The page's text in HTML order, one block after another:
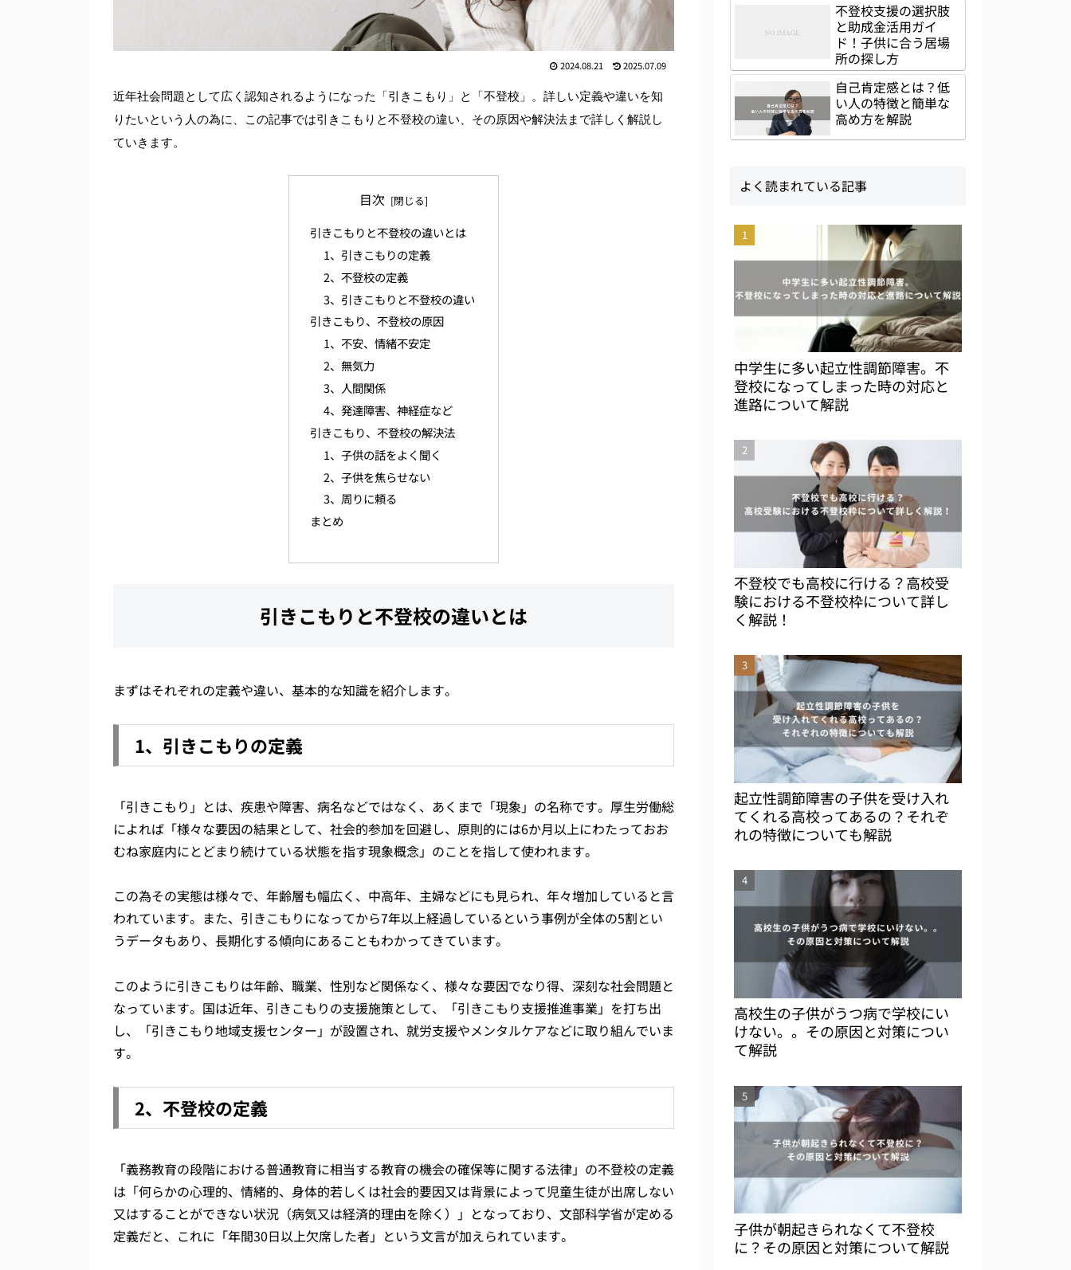
2024.08.21 2025.07.09
近年社会問題として広く認知されるようになった「引きこもり」と「不登校」。詳しい定義や違いを知
りたいという人の為に、この記事では引きこもりと不登校の違い、その原因や解決法まで詳しく解説し
ていきます。
目次
引きこもりと不登校の違いとは
1、引きこもりの定義
2、不登校の定義
3、引きこもりと不登校の違い
引きこもり、不登校の原因
1、不安、情緒不安定
2、無気力
3、人間関係
4、発達障害、神経症など
引きこもり、不登校の解決法
1、子供の話をよく聞く
2、子供を焦らせない
3、周りに頼る
まとめ
引きこもりと不登校の違いとは
まずはそれぞれの定義や違い、基本的な知識を紹介します。
1、引きこもりの定義
「引きこもり」とは、疾患や障害、病名などではなく、あくまで「現象」の名称です。厚生労働総
によれば「様々な要因の結果として、社会的参加を回避し、原則的には6か月以上にわたっておお
むね家庭内にとどまり続けている状態を指す現象概念」のことを指して使われます。
この為その実態は様々で、年齢層も幅広く、中高年、主婦などにも見られ、年々増加していると言
われています。また、引きこもりになってから7年以上経過しているという事例が全体の5割とい
うデータもあり、長期化する傾向にあることもわかってきています。
このように引きこもりは年齢、職業、性別など関係なく、様々な要因でなり得、深刻な社会問題と
なっています。国は近年、引きこもりの支援施策として、「引きこもり支援推進事業」を打ち出
し、「引きこもり地域支援センター」が設置され、就労支援やメンタルケアなどに取り組んでいま
す。
2、不登校の定義
「義務教育の段階における普通教育に相当する教育の機会の確保等に関する法律」の不登校の定義
は「何らかの心理的、情緒的、身体的若しくは社会的要因又は背景によって児童生徒が出席しない
又はすることができない状況（病気又は経済的理由を除く）」となっており、文部科学省が定める
定義だと、これに「年間30日以上欠席した者」という文言が加えられています。
不登校支援の選択肢
と助成金活用ガイ
ド！子供に合う居場
所の探し方
自己肯定感とは？低
い人の特徴と簡単な
高め方を解説
よく読まれている記事
中学生に多い起立性調節障害。不
登校になってしまった時の対応と
進路について解説
不登校でも高校に行ける？高校受
験における不登校枠について詳し
く解説！
起立性調節障害の子供を受け入れ
てくれる高校ってあるの？それぞ
れの特徴についても解説
高校生の子供がうつ病で学校にい
けない。。その原因と対策につい
て解説
子供が朝起きられなくて不登校
に？その原因と対策について解説